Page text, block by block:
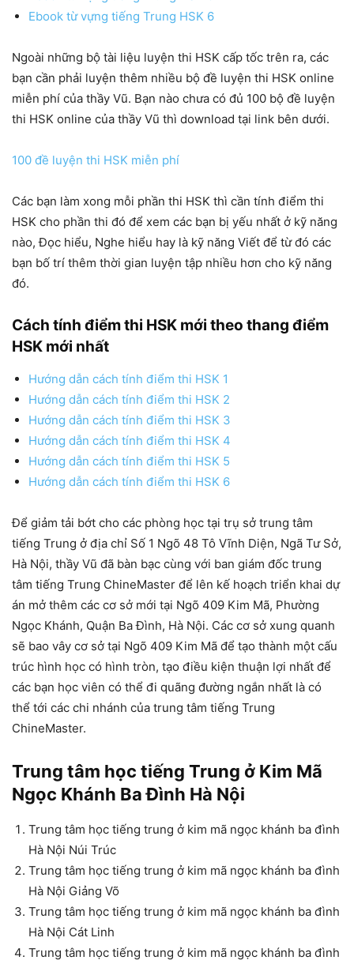
Ebook từ vựng tiếng Trung HSK 6
Ngoài những bộ tài liệu luyện thi HSK cấp tốc trên ra, các
bạn cần phải luyện thêm nhiều bộ đề luyện thi HSK online
miễn phí của thầy Vũ. Bạn nào chưa có đủ 100 bộ đề luyện
thi HSK online của thầy Vũ thì download tại link bên dưới.
100 đề luyện thi HSK miễn phí
Các bạn làm xong mỗi phần thi HSK thì cần tính điểm thi
HSK cho phần thi đó để xem các bạn bị yếu nhất ở kỹ năng
nào, Đọc hiểu, Nghe hiểu hay là kỹ năng Viết để từ đó các
bạn bố trí thêm thời gian luyện tập nhiều hơn cho kỹ năng
đó.
Cách tính điểm thi HSK mới theo thang điểm
HSK mới nhất
Hướng dẫn cách tính điểm thi HSK 1
Hướng dẫn cách tính điểm thi HSK 2
Hướng dẫn cách tính điểm thi HSK 3
Hướng dẫn cách tính điểm thi HSK 4
Hướng dẫn cách tính điểm thi HSK 5
Hướng dẫn cách tính điểm thi HSK 6
Để giảm tải bớt cho các phòng học tại trụ sở trung tâm
tiếng Trung ở địa chỉ Số 1 Ngõ 48 Tô Vĩnh Diện, Ngã Tư Sở,
Hà Nội, thầy Vũ đã bàn bạc cùng với ban giám đốc trung
tâm tiếng Trung ChineMaster để lên kế hoạch triển khai dự
án mở thêm các cơ sở mới tại Ngõ 409 Kim Mã, Phường
Ngọc Khánh, Quận Ba Đình, Hà Nội. Các cơ sở xung quanh
sẽ bao vây cơ sở tại Ngõ 409 Kim Mã để tạo thành một cấu
trúc hình học có hình tròn, tạo điều kiện thuận lợi nhất để
các bạn học viên có thể đi quãng đường ngắn nhất là có
thể tới các chi nhánh của trung tâm tiếng Trung
ChineMaster.
Trung tâm học tiếng Trung ở Kim Mã
Ngọc Khánh Ba Đình Hà Nội
Trung tâm học tiếng trung ở kim mã ngọc khánh ba đình
Hà Nội Núi Trúc
Trung tâm học tiếng trung ở kim mã ngọc khánh ba đình
Hà Nội Giảng Võ
Trung tâm học tiếng trung ở kim mã ngọc khánh ba đình
Hà Nội Cát Linh
Trung tâm học tiếng trung ở kim mã ngọc khánh ba đình